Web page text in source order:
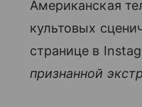
Американская
культовых
странице в
признанной